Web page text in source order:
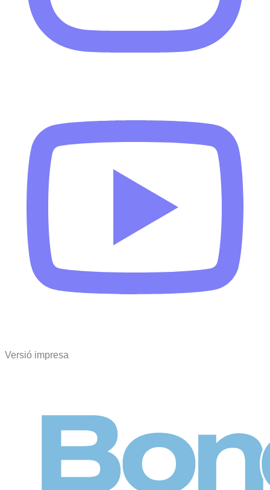
Versió impresa